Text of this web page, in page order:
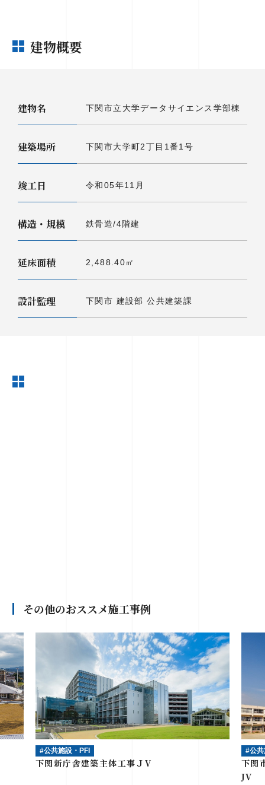
建物概要
建物名 下関市立大学データサイエンス学部棟
建築場所 下関市大学町2丁目1番1号
竣工日 令和05年11月
構造・規模 鉄骨造/4階建
延床面積 2,488.40㎡
設計監理 下関市 建設部 公共建築課
その他のおススメ施工事例
#公共施設・PFI
下関新庁舎建築主体工事ＪV
#公
下関
JV